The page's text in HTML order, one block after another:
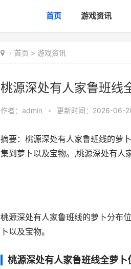
首页 游戏资讯
首页 > 游戏资讯
桃源深处有人家鲁班线
作者： admin • 更新时间：2026-06-
摘要：桃源深处有人家鲁班线的萝
集到萝卜以及宝物。,桃源深处有人
桃源深处有人家鲁班线的萝卜分布
卜以及宝物。
桃源深处有人家鲁班线全萝卜